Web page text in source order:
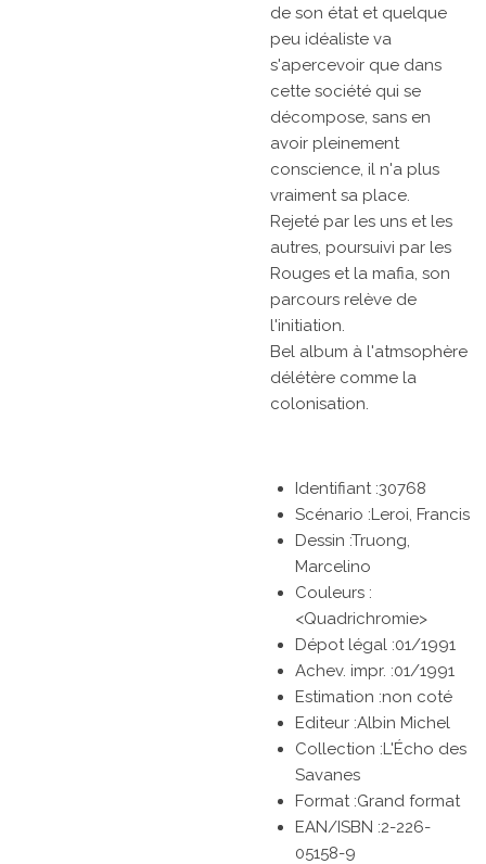
de son état et quelque
peu idéaliste va
s'apercevoir que dans
cette société qui se
décompose, sans en
avoir pleinement
conscience, il n'a plus
vraiment sa place.
Rejeté par les uns et les
autres, poursuivi par les
Rouges et la mafia, son
parcours relève de
l'initiation.
Bel album à l'atmsophère
délétère comme la
colonisation.
Identifiant :30768
Scénario :Leroi, Francis
Dessin :Truong,
Marcelino
Couleurs :
<Quadrichromie>
Dépot légal :01/1991
Achev. impr. :01/1991
Estimation :non coté
Editeur :Albin Michel
Collection :L'Écho des
Savanes
Format :Grand format
EAN/ISBN :2-226-
05158-9